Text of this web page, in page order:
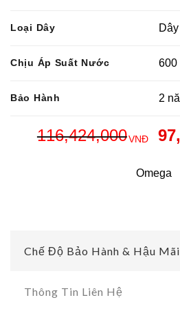
Loại Dây
Chịu Áp Suất Nước 600
Bảo Hành 2
116,424,000VNĐ
Omega
Chế Độ Bảo Hành & Hậu Mãi
Thông Tin Liên Hệ